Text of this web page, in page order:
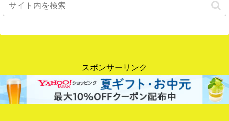
スポンサーリンク